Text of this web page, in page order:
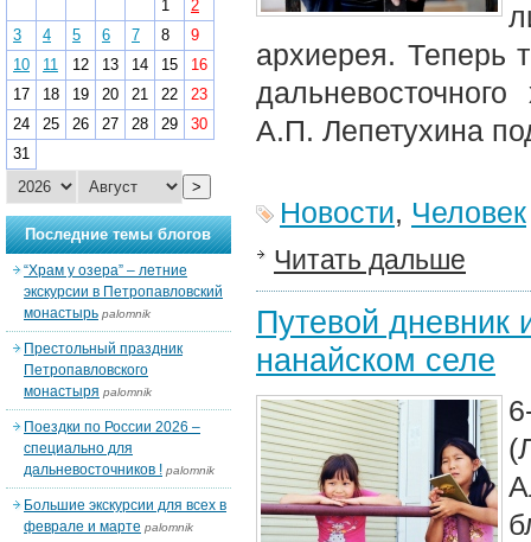
архиерея. Теперь
А.П. Лепетухина
Новости, Человек
Читать дальше
Путевой дневник
нанайском селе
1
2
3
4 5 6 7 8
9
10
11 12 13 14 15
16
17
18 19 20 21 22
23
24
25 26 27 28 29
30
31
>
Последние темы блогов
“Храм у озера” – летние
экскурсии в Петропавловский
монастырь palomnik
Престольный праздник
Петропавловского
монастыря palomnik
Поездки по России 2026 –
специально для
дальневосточников ! palomnik
Большие экскурсии для всех в
феврале и марте palomnik